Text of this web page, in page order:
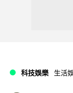
科技娛樂 生活